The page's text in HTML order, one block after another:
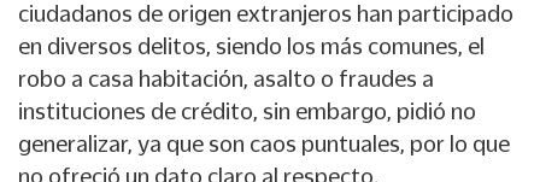
ciudadanos de origen extranjeros han participado
en diversos delitos, siendo los más comunes, el
robo a casa habitación, asalto o fraudes a
instituciones de crédito, sin embargo, pidió no
generalizar, ya que son caos puntuales, por lo que
no ofreció un dato claro al respecto.